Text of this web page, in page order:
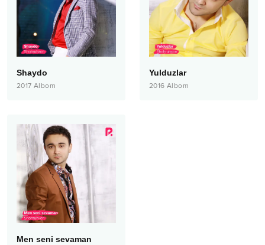
Shaydo
2017 Albom
Yulduzlar
2016 Albom
Men seni sevaman